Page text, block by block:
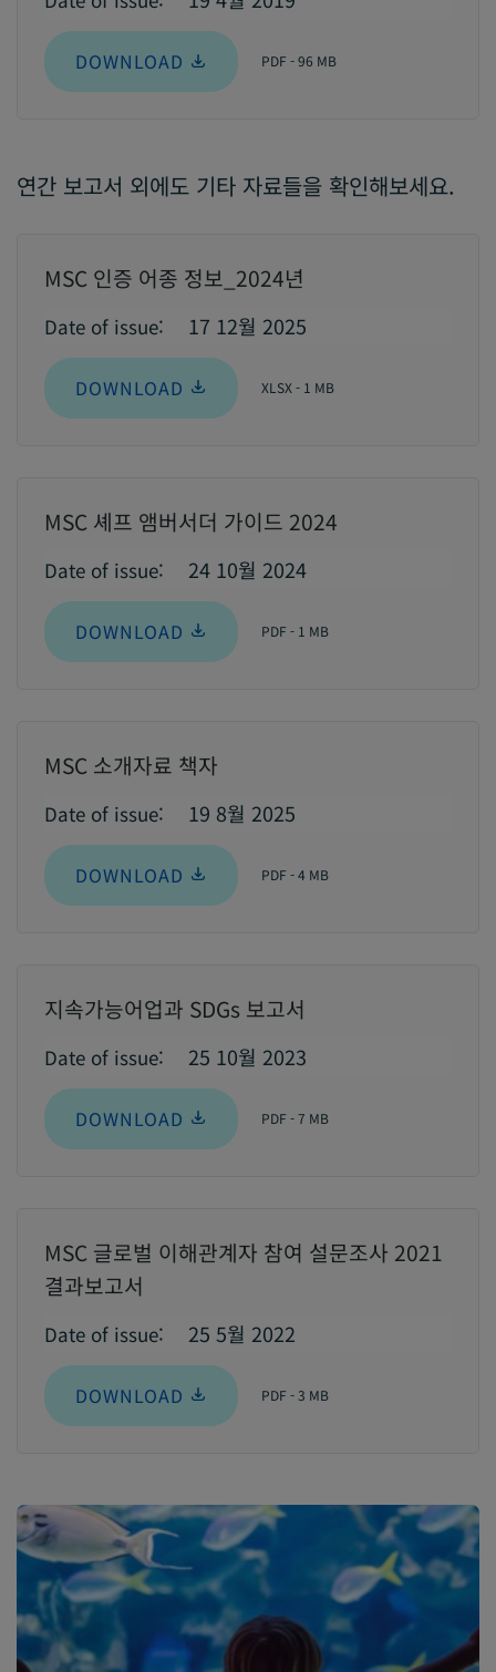
DOWNLOAD PDF - 96 MB
연간 보고서 외에도 기타 자료들을 확인해보세요.
MSC 인증 어종 정보_2024년
Date of issue: 17 12월 2025
DOWNLOAD XLSX - 1 MB
MSC 셰프 앰버서더 가이드 2024
Date of issue: 24 10월 2024
DOWNLOAD PDF - 1 MB
MSC 소개자료 책자
Date of issue: 19 8월 2025
DOWNLOAD PDF - 4 MB
지속가능어업과 SDGs 보고서
Date of issue: 25 10월 2023
DOWNLOAD PDF - 7 MB
MSC 글로벌 이해관계자 참여 설문조사 2021
결과보고서
Date of issue: 25 5월 2022
DOWNLOAD PDF - 3 MB